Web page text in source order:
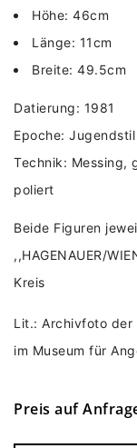
Höhe: 46cm
Länge: 11cm
Breite: 49.5cm
Datierung: 1981
Epoche: Jugendstil
Technik: Messing,
poliert
Beide Figuren
,,HAGENAUER/
Kreis
Lit.: Archivfoto der
im Museum für
Preis auf